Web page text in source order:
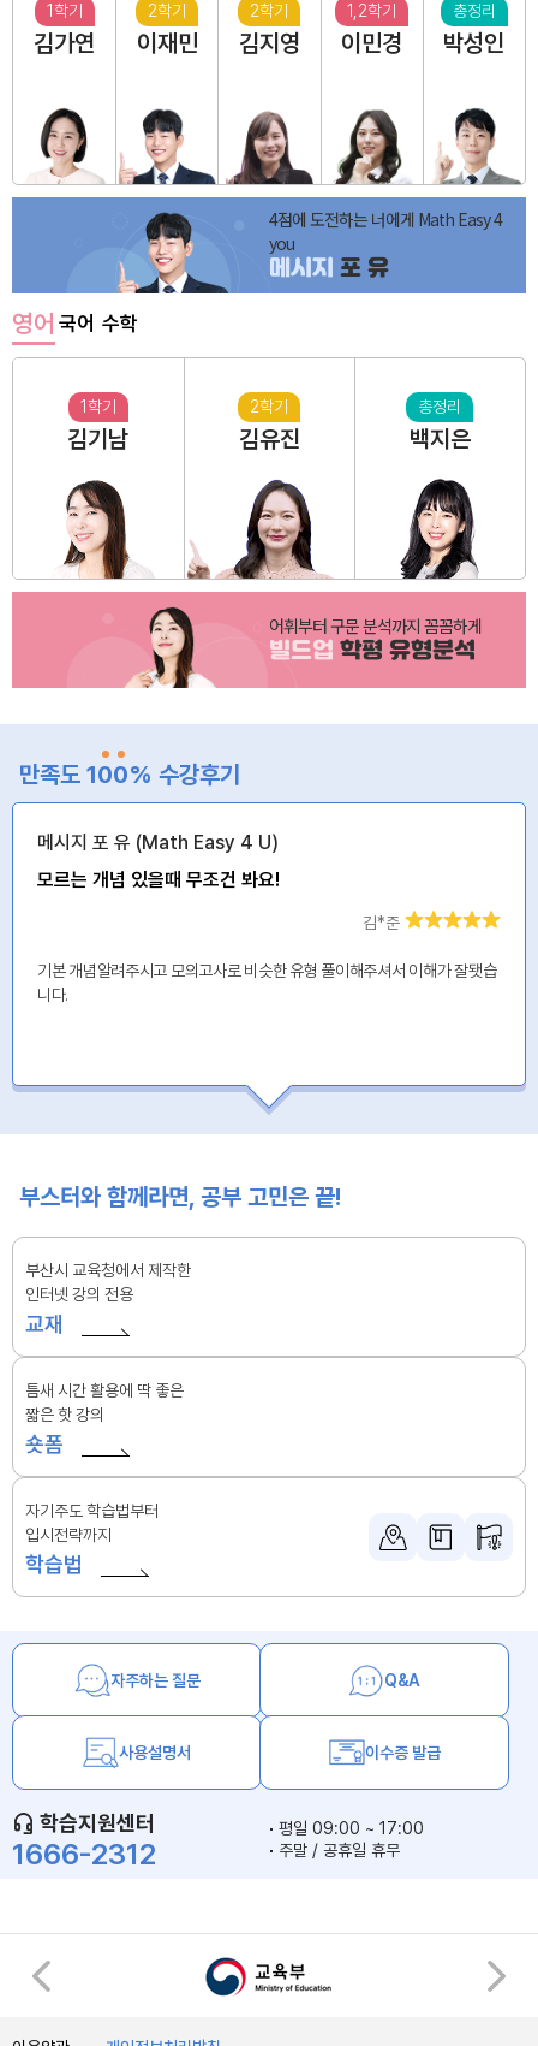
1학기
김가연
2학기
이재민
2학기
김지영
1,2학기
이민경
총정리
박성인
4점에 도전하는 너에게 Math Easy 4
you
메시지 포 유
영어 국어 수학
1학기
김기남
2학기
김유진
총정리
백지은
어휘부터 구문 분석까지 꼼꼼하게
빌드업 학평 유형분석
만족도 100% 수강후기
메시지 포 유 (Math Easy 4 U)
모르는 개념 있을때 무조건 봐요!
김*준
기본 개념알려주시고 모의고사로 비슷한 유형 풀이해주셔서 이해가 잘됏습
니다.
부스터와 함께라면, 공부 고민은 끝!
부산시 교육청에서 제작한
인터넷 강의 전용
교재
틈새 시간 활용에 딱 좋은
짧은 핫 강의
숏폼
자기주도 학습법부터
입시전략까지
학습법
자주하는 질문 Q&A
사용설명서 이수증 발급
학습지원센터
1666-2312
평일 09:00 ~ 17:00
주말 / 공휴일 휴무